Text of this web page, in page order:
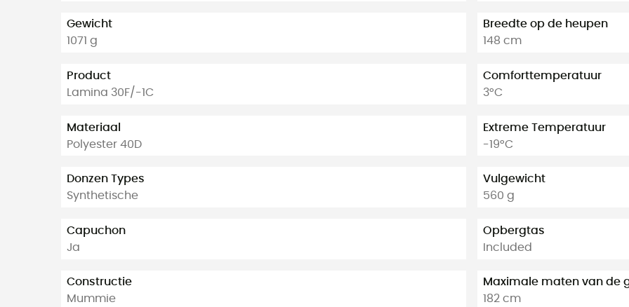
Gewicht
1071 g
Product
Lamina 30F/-1C
Materiaal
Polyester 40D
Donzen Types
Synthetische
Capuchon
Ja
Constructie
Mummie
Breedte op de heupen
148 cm
Comforttemperatuur
3°C
Extreme Temperatuur
-19°C
Vulgewicht
560 g
Opbergtas
Included
Maximale maten van de
182 cm